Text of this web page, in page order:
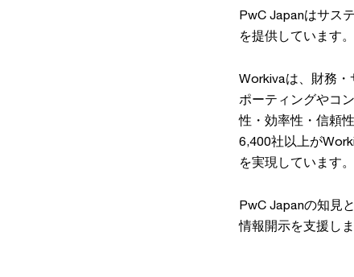
PwC Japanはサス
を提供しています。
Workivaは、財務
ポーティングやコ
性・効率性・信頼
6,400社以上が
を実現しています。
PwC Japanの知見
情報開示を支援しま